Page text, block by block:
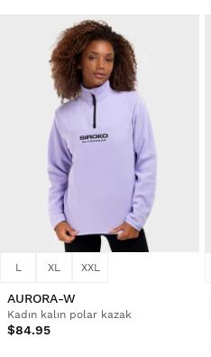
L XL XXL
AURORA-W
Kadın kalın polar kazak
$84.95